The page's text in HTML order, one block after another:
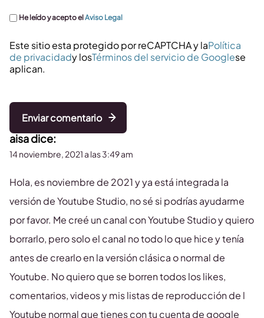
He leído y acepto elAviso Legal
Este sitio esta protegido por reCAPTCHA y laPolítica
de privacidady losTérminos del servicio de Googlese
aplican.
Enviar comentario
aisadice:
14 noviembre, 2021 a las 3:49 am
Hola, es noviembre de 2021 y ya está integrada la
versión de Youtube Studio, no sé si podrías ayudarme
por favor. Me creé un canal con Youtube Studio y quiero
borrarlo, pero solo el canal no todo lo que hice y tenía
antes de crearlo en la versión clásica o normal de
Youtube. No quiero que se borren todos los likes,
comentarios, videos y mis listas de reproducción de l
Youtube normal que tienes con tu cuenta de google